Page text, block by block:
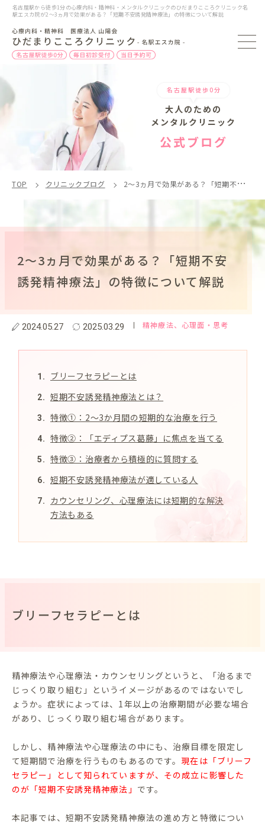
名古屋駅から徒歩1分の心療内科・精神科・メンタルクリニックのひだまりこころクリニック名
駅エスカ院が2～3ヵ月で効果がある？「短期不安誘発精神療法」の特徴について解説
名古屋駅徒歩0分
大人のための
メンタルクリニック
公式ブログ
TOP クリニックブログ 2～3ヵ月で効果がある？「短期不安誘発精神療法」の特徴について解説
2～3ヵ月で効果がある？「短期不安
誘発精神療法」の特徴について解説
2024.05.27 2025.03.29 精神療法、心理面・思考
ブリーフセラピーとは
短期不安誘発精神療法とは？
特徴①：2～3か月間の短期的な治療を行う
特徴②：「エディプス葛藤」に焦点を当てる
特徴③：治療者から積極的に質問する
短期不安誘発精神療法が適している人
カウンセリング、心理療法には短期的な解決
方法もある
ブリーフセラピーとは
精神療法や心理療法・カウンセリングというと、「治るまで
じっくり取り組む」というイメージがあるのではないでし
ょうか。症状によっては、1年以上の治療期間が必要な場合
があり、じっくり取り組む場合があります。
しかし、精神療法や心理療法の中にも、治療目標を限定し
て短期間で治療を行うものもあるのです。 現在は「ブリーフ
セラピー」として知られていますが、その成立に影響した
のが「短期不安誘発精神療法」 です。
本記事では、短期不安誘発精神療法の進め方と特徴につい